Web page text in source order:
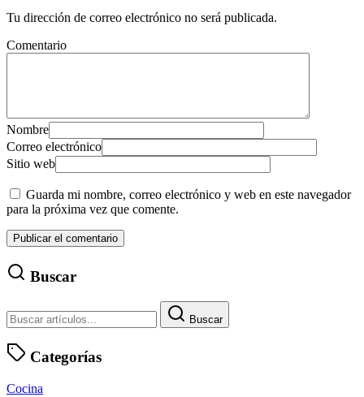
Tu dirección de correo electrónico no será publicada.
Comentario
Nombre
Correo electrónico
Sitio web
Guarda mi nombre, correo electrónico y web en este navegador
para la próxima vez que comente.
Buscar
Buscar
Categorías
Cocina